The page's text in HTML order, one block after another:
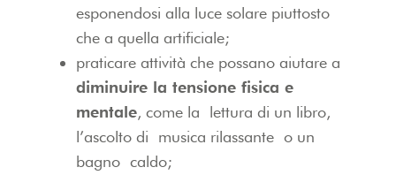
esponendosi alla luce solare piuttosto
che a quella artificiale;
praticare attività che possano aiutare a
diminuire la tensione fisica e
mentale, come la lettura di un libro,
l’ascolto di musica rilassante o un
bagno caldo;